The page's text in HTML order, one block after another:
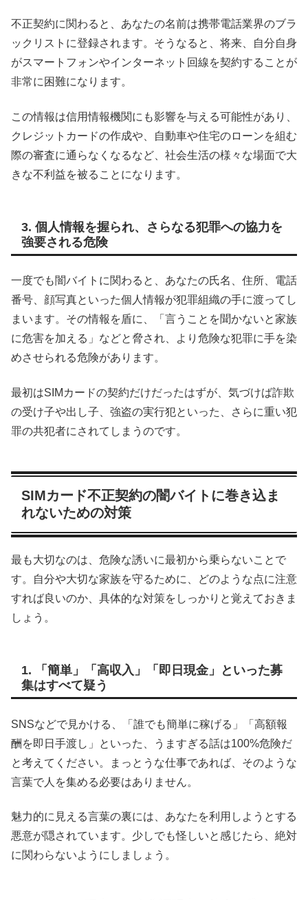
不正契約に関わると、あなたの名前は携帯電話業界のブラ
ックリストに登録されます。そうなると、将来、自分自身
がスマートフォンやインターネット回線を契約することが
非常に困難になります。
この情報は信用情報機関にも影響を与える可能性があり、
クレジットカードの作成や、自動車や住宅のローンを組む
際の審査に通らなくなるなど、社会生活の様々な場面で大
きな不利益を被ることになります。
3. 個人情報を握られ、さらなる犯罪への協力を
強要される危険
一度でも闇バイトに関わると、あなたの氏名、住所、電話
番号、顔写真といった個人情報が犯罪組織の手に渡ってし
まいます。その情報を盾に、「言うことを聞かないと家族
に危害を加える」などと脅され、より危険な犯罪に手を染
めさせられる危険があります。
最初はSIMカードの契約だけだったはずが、気づけば詐欺
の受け子や出し子、強盗の実行犯といった、さらに重い犯
罪の共犯者にされてしまうのです。
SIMカード不正契約の闇バイトに巻き込ま
れないための対策
最も大切なのは、危険な誘いに最初から乗らないことで
す。自分や大切な家族を守るために、どのような点に注意
すれば良いのか、具体的な対策をしっかりと覚えておきま
しょう。
1. 「簡単」「高収入」「即日現金」といった募
集はすべて疑う
SNSなどで見かける、「誰でも簡単に稼げる」「高額報
酬を即日手渡し」といった、うますぎる話は100%危険だ
と考えてください。まっとうな仕事であれば、そのような
言葉で人を集める必要はありません。
魅力的に見える言葉の裏には、あなたを利用しようとする
悪意が隠されています。少しでも怪しいと感じたら、絶対
に関わらないようにしましょう。